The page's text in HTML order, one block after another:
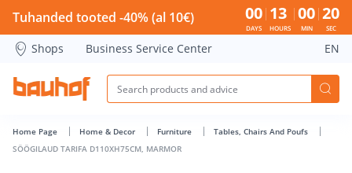
SÖÖGILAUD TARIFA D110XH75CM, MARMOR - Bauhof has
Tuhanded tooted -40% (al 10€) 00
DAYS
13
HOURS
00
MIN
20
SEC
Shops Business Service Center EN
Home Page Home & Decor Furniture
Tables, Chairs And Poufs
SÖÖGILAUD TARIFA D110XH75CM, MARMOR